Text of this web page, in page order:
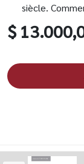
siècle.
$